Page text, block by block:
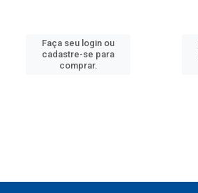
Faça seu login ou
cadastre-se para
comprar.